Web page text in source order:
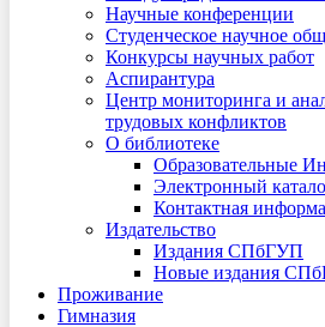
Научные конференции
Студенческое научное
Конкурсы научных работ
Аспирантура
Центр мониторинга и
трудовых конфликтов
О библиотеке
Образовательные
Электронный
Контактная
Издательство
Издания СПбГУП
Новые издания
Проживание
Гимназия